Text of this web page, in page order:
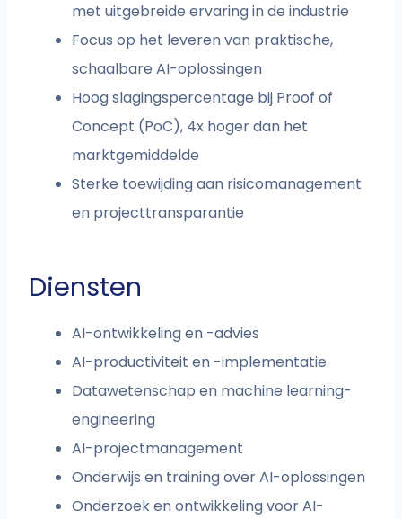
met uitgebreide ervaring in de industrie
Focus op het leveren van praktische,
schaalbare AI-oplossingen
Hoog slagingspercentage bij Proof of
Concept (PoC), 4x hoger dan het
marktgemiddelde
Sterke toewijding aan risicomanagement
en projecttransparantie
Diensten
AI-ontwikkeling en -advies
AI-productiviteit en -implementatie
Datawetenschap en machine learning-
engineering
AI-projectmanagement
Onderwijs en training over AI-oplossingen
Onderzoek en ontwikkeling voor AI-